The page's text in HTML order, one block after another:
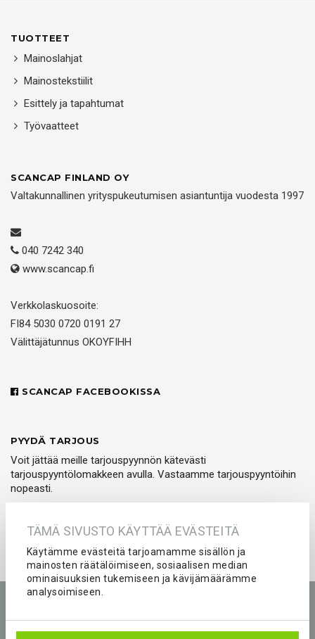
TÄMÄ SIVUSTO KÄYTTÄÄ EVÄSTEITÄ
Käytämme evästeitä tarjoamamme sisällön ja
mainosten räätälöimiseen, sosiaalisen median
ominaisuuksien tukemiseen ja kävijämäärämme
analysoimiseen.
TUOTTEET
Mainoslahjat
Mainostekstiilit
Esittely ja tapahtumat
Työvaatteet
SCANCAP FINLAND OY
Valtakunnallinen yrityspukeutumisen asiantuntija vuodesta 1997
040 7242 340
www.scancap.fi
Verkkolaskuosoite:
FI84 5030 0720 0191 27
Välittäjätunnus OKOYFIHH
SCANCAP FACEBOOKISSA
PYYDÄ TARJOUS
Voit jättää meille tarjouspyynnön kätevästi
tarjouspyyntölomakkeen avulla. Vastaamme tarjouspyyntöihin
nopeasti.
Tarjouspyyntö
Peliasut ja seura-asut joukkueelle